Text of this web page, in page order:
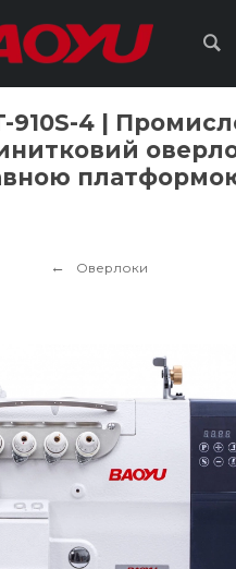
910S-4 |
Оверлоки